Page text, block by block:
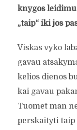
knygos
„taip“ iki jos
Viskas vyko
gavau
kelios dienos
kai gavau
Tuomet man
perskaityti taip